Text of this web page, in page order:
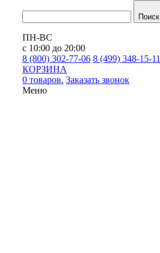
Поиск
ПН-ВС
с 10:00 до 20:00
8 (800) 302-77-06 8 (499) 348-15-11
КОРЗИНА
0 товаров. Заказать звонок
Меню